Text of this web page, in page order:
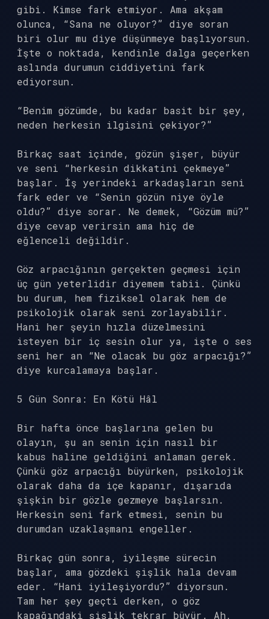
gibi. Kimse fark etmiyor. Ama akşam
olunca, “Sana ne oluyor?” diye soran
biri olur mu diye düşünmeye başlıyorsun.
İşte o noktada, kendinle dalga geçerken
aslında durumun ciddiyetini fark
ediyorsun.
“Benim gözümde, bu kadar basit bir şey,
neden herkesin ilgisini çekiyor?”
Birkaç saat içinde, gözün şişer, büyür
ve seni “herkesin dikkatini çekmeye”
başlar. İş yerindeki arkadaşların seni
fark eder ve “Senin gözün niye öyle
oldu?” diye sorar. Ne demek, “Gözüm mü?”
diye cevap verirsin ama hiç de
eğlenceli değildir.
Göz arpacığının gerçekten geçmesi için
üç gün yeterlidir diyemem tabii. Çünkü
bu durum, hem fiziksel olarak hem de
psikolojik olarak seni zorlayabilir.
Hani her şeyin hızla düzelmesini
isteyen bir iç sesin olur ya, işte o ses
seni her an “Ne olacak bu göz arpacığı?”
diye kurcalamaya başlar.
5 Gün Sonra: En Kötü Hâl
Bir hafta önce başlarına gelen bu
olayın, şu an senin için nasıl bir
kabus haline geldiğini anlaman gerek.
Çünkü göz arpacığı büyürken, psikolojik
olarak daha da içe kapanır, dışarıda
şişkin bir gözle gezmeye başlarsın.
Herkesin seni fark etmesi, senin bu
durumdan uzaklaşmanı engeller.
Birkaç gün sonra, iyileşme sürecin
başlar, ama gözdeki şişlik hala devam
eder. “Hani iyileşiyordu?” diyorsun.
Tam her şey geçti derken, o göz
kapağındaki şişlik tekrar büyür. Ah,